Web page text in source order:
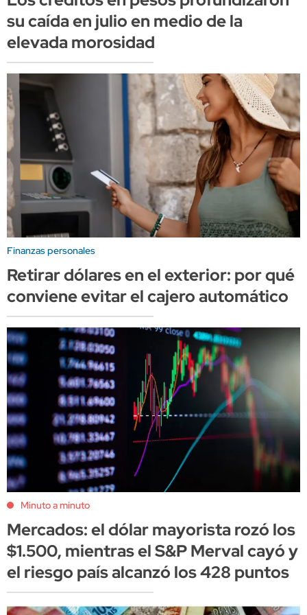
su caída en julio en medio de la
elevada morosidad
Finanzas personales
Retirar dólares en el exterior: por qué
conviene evitar el cajero automático
Minuto a minuto
Mercados: el dólar mayorista rozó los
$1.500, mientras el S&P Merval cayó y
el riesgo país alcanzó los 428 puntos